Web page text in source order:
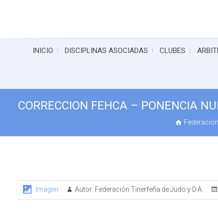
INICIO DISCIPLINAS ASOCIADAS CLUBES
CORRECCION FEHCA – PONENCIA
Imagen Autor: Federación Tinerfeña de Judo y D.A.